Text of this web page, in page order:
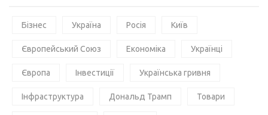
Бізнес Україна Росія Київ
Європейський Союз Економіка Українці
Європа Інвестиції Українська гривня
Інфраструктура Дональд Трамп Товари